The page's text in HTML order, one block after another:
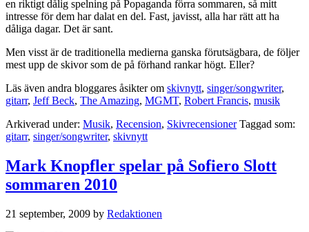
en riktigt dålig spelning på Popaganda förra sommaren, så mitt
intresse för dem har dalat en del. Fast, javisst, alla har rätt att ha
dåliga dagar. Det är sant.
Men visst är de traditionella medierna ganska förutsägbara, de följer
mest upp de skivor som de på förhand rankar högt. Eller?
Läs även andra bloggares åsikter om skivnytt, singer/songwriter,
gitarr, Jeff Beck, The Amazing, MGMT, Robert Francis, musik
Arkiverad under: Musik, Recension, Skivrecensioner Taggad som:
gitarr, singer/songwriter, skivnytt
Mark Knopfler spelar på Sofiero Slott
sommaren 2010
21 september, 2009 by Redaktionen